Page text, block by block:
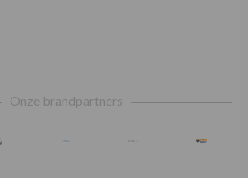
Onze brandpartners